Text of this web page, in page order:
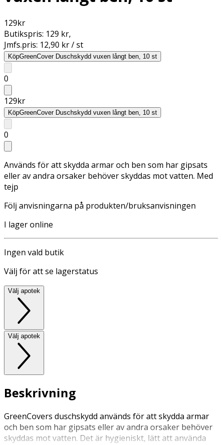
129kr
Butikspris: 129 kr,
Jmfs.pris: 12,90 kr / st
KöpGreenCover Duschskydd vuxen långt ben, 10 st
0
129kr
KöpGreenCover Duschskydd vuxen långt ben, 10 st
0
Används för att skydda armar och ben som har gipsats
eller av andra orsaker behöver skyddas mot vatten. Med
tejp
Följ anvisningarna på produkten/bruksanvisningen
I lager online
Ingen vald butik
Välj för att se lagerstatus
Välj apotek
Välj apotek
Beskrivning
GreenCovers duschskydd används för att skydda armar
och ben som har gipsats eller av andra orsaker behöver
skyddas mot vatten. Det är hygieniskt, lätt att använda